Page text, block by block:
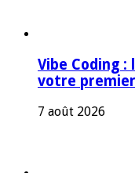
Vibe Coding
votre
7 août 2026